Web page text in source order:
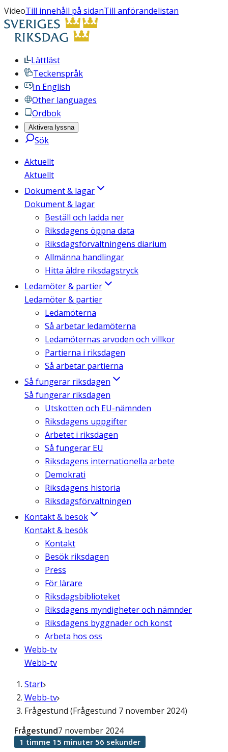
VideoTill innehåll på sidanTill anförandelistan
Lättläst
Teckenspråk
In English
Other languages
Ordbok
Aktivera lyssna
Sök
Aktuellt
Aktuellt
Dokument & lagar
Dokument & lagar
Beställ och ladda ner
Riksdagens öppna data
Riksdagsförvaltningens diarium
Allmänna handlingar
Hitta äldre riksdagstryck
Ledamöter & partier
Ledamöter & partier
Ledamöterna
Så arbetar ledamöterna
Ledamöternas arvoden och villkor
Partierna i riksdagen
Så arbetar partierna
Så fungerar riksdagen
Så fungerar riksdagen
Utskotten och EU-nämnden
Riksdagens uppgifter
Arbetet i riksdagen
Så fungerar EU
Riksdagens internationella arbete
Demokrati
Riksdagens historia
Riksdagsförvaltningen
Kontakt & besök
Kontakt & besök
Kontakt
Besök riksdagen
Press
För lärare
Riksdagsbiblioteket
Riksdagens myndigheter och nämnder
Riksdagens byggnader och konst
Arbeta hos oss
Webb-tv
Webb-tv
Start
Webb-tv
Frågestund (Frågestund 7 november 2024)
Frågestund7 november 2024
1 timme 15 minuter 56 sekunder